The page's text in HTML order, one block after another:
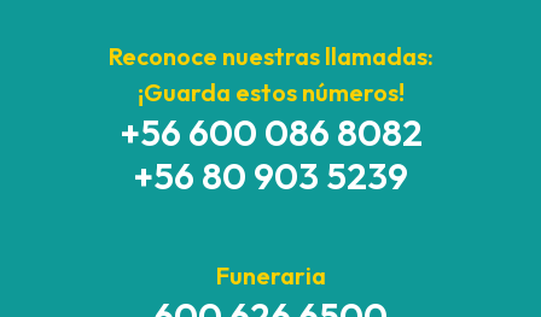
Reconoce nuestras llamadas:
¡Guarda estos números!
+56 600 086 8082
+56 80 903 5239
Funeraria